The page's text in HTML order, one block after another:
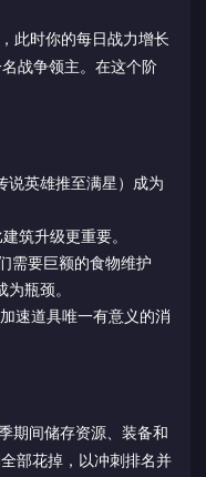
此时你的每日战力增长
战争领主。在这个阶
说英雄推至满星）成为
筑升级更重要。
需要巨额的食物维护
瓶颈。
速道具唯一有意义的消
期间储存资源、装备和
部花掉，以冲刺排名并